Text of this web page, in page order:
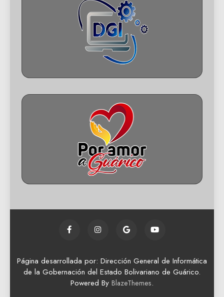
Página desarrollada por: Dirección General de Informática
de la Gobernación del Estado Bolivariano de Guárico.
Powered By BlazeThemes.